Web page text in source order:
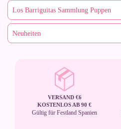
VERSAND €6
KOSTENLOS AB 90 €
Gültig für Festland Spanien